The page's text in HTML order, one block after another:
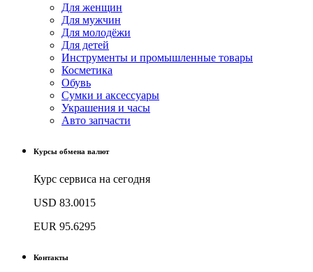
Для женщин
Для мужчин
Для молодёжи
Для детей
Инструменты и промышленные товары
Косметика
Обувь
Сумки и аксессуары
Украшения и часы
Авто запчасти
Курсы обмена валют
Курс сервиса на сегодня
USD 83.0015
EUR 95.6295
Контакты